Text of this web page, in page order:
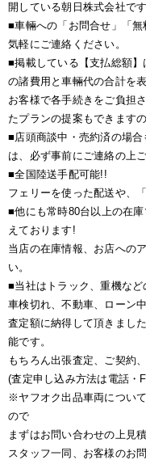
開している朝日株式会社です
■車輛への「お問合せ」「
気軽にご連絡ください。
■掲載している【支払総額】
の諸費用と車輛代の合計を
お客様で各手続きをご負担
たプランの提案もできます
■店頭商談中・売約済の場
は、必ず事前にご連絡の上
■全国陸送手配可能!!
フェリーを使った配送や、
■他にも常時80台以上の在
えております!
当店の在庫情報、お店への
い。
■当社はトラック、重機な
車検切れ、不動車、ローン
査定額に納得して頂きまし
能です。
もちろん出張査定、ご契約
(査定申し込み方法は電話・
※ヤフオク出品車両につい
ので
まずはお問い合わせの上見
スタッフ一同、お客様のお